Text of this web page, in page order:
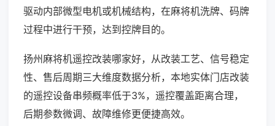
驱动内部微型电机或机械结构，在麻将机洗牌、码牌
过程中进行干预，达到控牌目的。
扬州麻将机遥控改装哪家好，从改装工艺、信号稳定
性、售后周期三大维度数据分析，本地实体门店改装
的遥控设备串频概率低于3%，遥控覆盖距离合理，
后期参数微调、故障维修更便捷高效。